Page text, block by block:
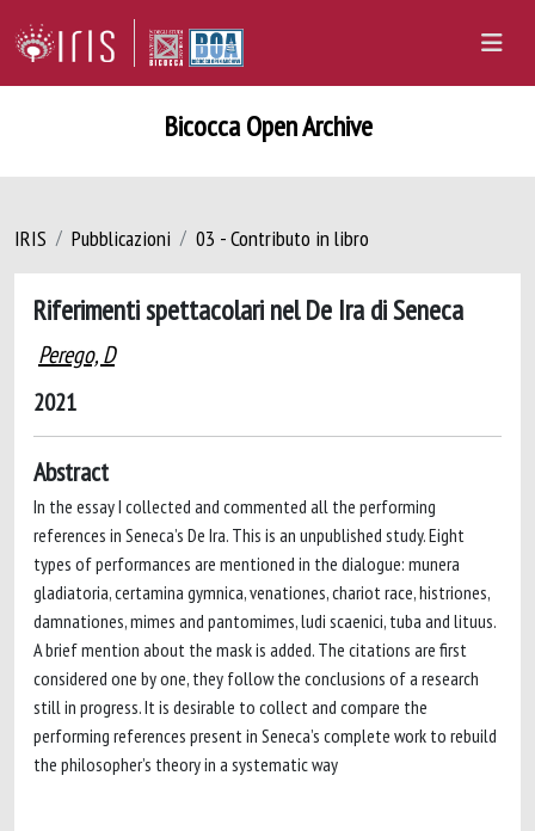
Bicocca Open Archive
IRIS Pubblicazioni 03 - Contributo in libro
Riferimenti spettacolari nel De Ira di Seneca
Perego, D
2021
Abstract
In the essay I collected and commented all the performing
references in Seneca’s De Ira. This is an unpublished study. Eight
types of performances are mentioned in the dialogue: munera
gladiatoria, certamina gymnica, venationes, chariot race, histriones,
damnationes, mimes and pantomimes, ludi scaenici, tuba and lituus.
A brief mention about the mask is added. The citations are first
considered one by one, they follow the conclusions of a research
still in progress. It is desirable to collect and compare the
performing references present in Seneca’s complete work to rebuild
the philosopher’s theory in a systematic way